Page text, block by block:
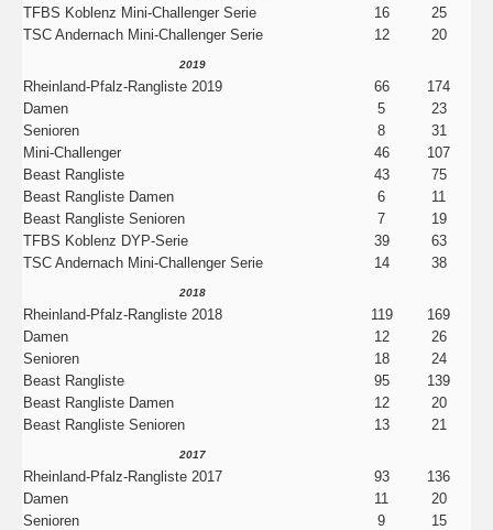
TFBS Koblenz Mini-Challenger Serie
16
25
TSC Andernach Mini-Challenger Serie
12 20
2019
Rheinland-Pfalz-Rangliste 2019 66
174
Damen
5
23
Senioren
8
31
Mini-Challenger
46
107
Beast Rangliste
43
75
Beast Rangliste Damen
6
11
Beast Rangliste Senioren
7
19
TFBS Koblenz DYP-Serie
39
63
TSC Andernach Mini-Challenger Serie
14 38
2018
Rheinland-Pfalz-Rangliste 2018 119
169
Damen
12
26
Senioren
18
24
Beast Rangliste
95
139
Beast Rangliste Damen
12
20
Beast Rangliste Senioren
13 21
2017
Rheinland-Pfalz-Rangliste 2017 93
136
Damen
11
20
Senioren
9 15